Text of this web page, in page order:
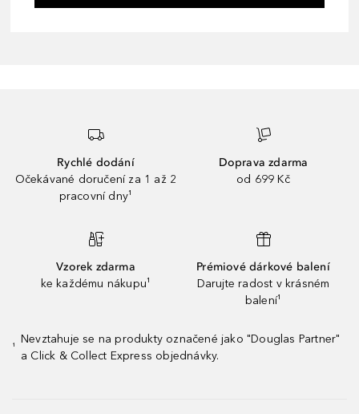
Rychlé dodání
Očekávané doručení za 1 až 2
pracovní dny¹
Doprava zdarma
od 699 Kč
Vzorek zdarma
ke každému nákupu¹
Prémiové dárkové balení
Darujte radost v krásném
balení¹
¹
Nevztahuje se na produkty označené jako "Douglas Partner"
a Click & Collect Express objednávky.